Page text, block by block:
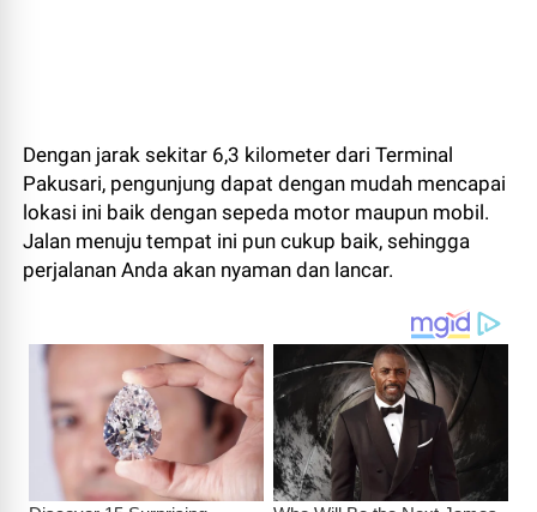
Dengan jarak sekitar 6,3 kilometer dari Terminal
Pakusari, pengunjung dapat dengan mudah mencapai
lokasi ini baik dengan sepeda motor maupun mobil.
Jalan menuju tempat ini pun cukup baik, sehingga
perjalanan Anda akan nyaman dan lancar.